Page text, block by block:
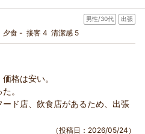
とを深くお詫び申し上げます。
時におきましても、連携が上手
終始してしまいましたこと、サ
省しております。また、客室内
呑みが破損した際の私どもの対
いる可能性を想定し、安全を最
交換するのが当然の配慮でござ
慮が欠落しており、ご不快な思
心よりお詫び申し上げます。今
行)
げる畳敷きの和モダンなツイン
人あたり/税込)
素敵な口コミをお寄せいただき
男性/30代 出張
夕食 - 接客 4 清潔感 5
格は安い。
。
ド店、飲食店があるため、出張
（投稿日：2026/05/24）